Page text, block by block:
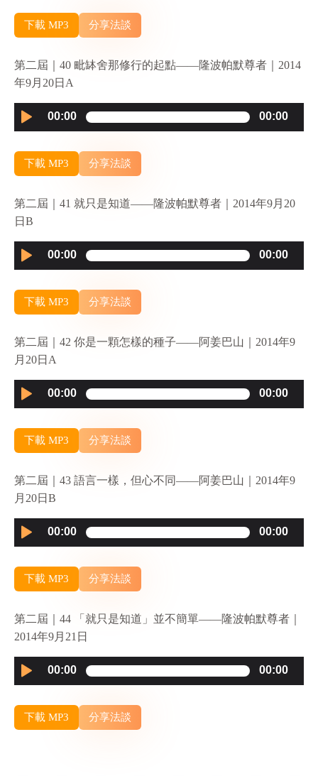
下載 MP3 分享法談
第二屆｜40 毗缽舍那修行的起點——隆波帕默尊者｜2014
年9月20日A
Audio
Player
00:00 00:00
下載 MP3 分享法談
第二屆｜41 就只是知道——隆波帕默尊者｜2014年9月20
日B
Audio
Player
00:00 00:00
下載 MP3 分享法談
第二屆｜42 你是一顆怎樣的種子——阿姜巴山｜2014年9
月20日A
Audio
Player
00:00 00:00
下載 MP3 分享法談
第二屆｜43 語言一樣，但心不同——阿姜巴山｜2014年9
月20日B
Audio
Player
00:00 00:00
下載 MP3 分享法談
第二屆｜44 「就只是知道」並不簡單——隆波帕默尊者｜
2014年9月21日
Audio
Player
00:00 00:00
下載 MP3 分享法談